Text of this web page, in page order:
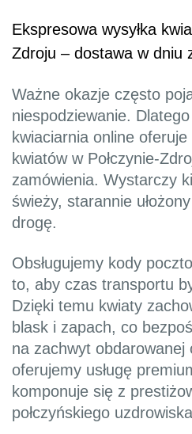
Ekspresowa wysyłka
Zdroju – dostawa w dniu
Ważne okazje często
niespodziewanie.
kwiaciarnia online
kwiatów w Połczynie-
zamówienia. Wystarczy
świeży, starannie
drogę.
Obsługujemy kody
to, aby czas transportu
Dzięki temu kwiaty
blask i zapach, co
na zachwyt obdarowanej
oferujemy usługę
komponuje się z
połczyńskiego